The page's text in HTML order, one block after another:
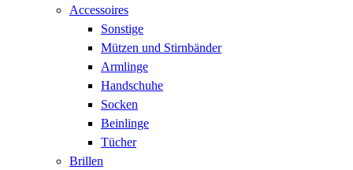
Accessoires
Sonstige
Mützen und Stirnbänder
Armlinge
Handschuhe
Socken
Beinlinge
Tücher
Brillen